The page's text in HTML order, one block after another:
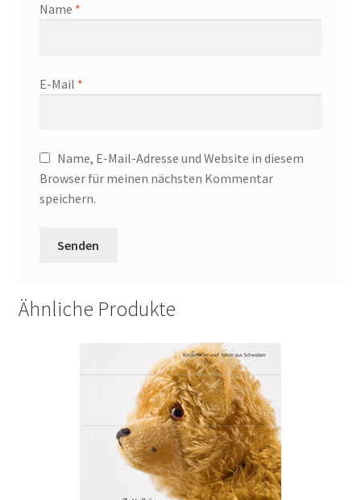
Name *
E-Mail *
Name, E-Mail-Adresse und Website in diesem
Browser für meinen nächsten Kommentar
speichern.
Ähnliche Produkte